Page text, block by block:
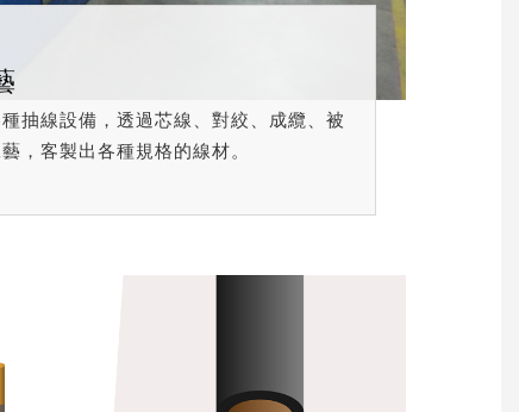
抽線設備，透過芯線、對絞、成纜、被
，客製出各種規格的線材。